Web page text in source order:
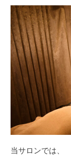
当サロンでは、